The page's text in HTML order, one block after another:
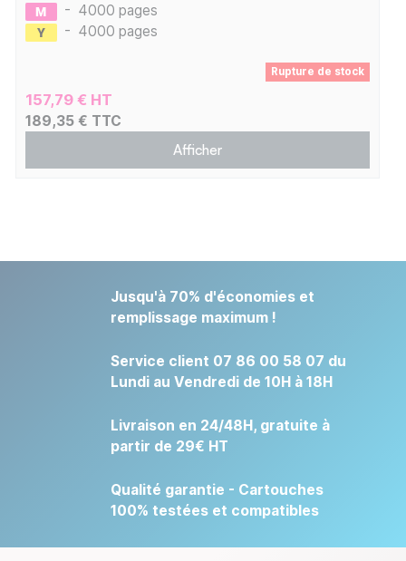
- 4000 pages
- 4000 pages
Rupture de stock
157,79 € HT
189,35 € TTC
Afficher
Jusqu'à 70% d'économies et
remplissage maximum !
Service client 07 86 00 58 07 du
Lundi au Vendredi de 10H à 18H
Livraison en 24/48H, gratuite à
partir de 29€ HT
Qualité garantie - Cartouches
100% testées et compatibles